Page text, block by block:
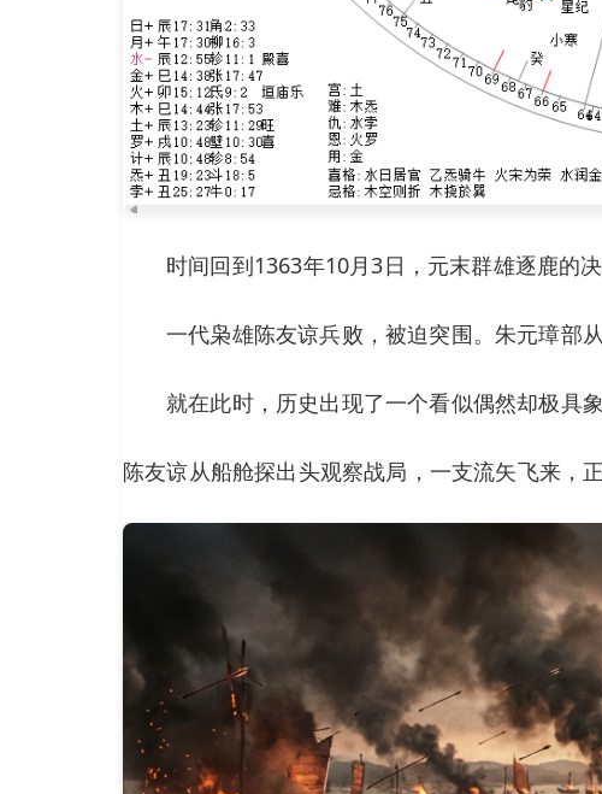
时间回到1363年10月3日，元末群雄逐鹿的
一代枭雄陈友谅兵败，被迫突围。朱元璋部
就在此时，历史出现了一个看似偶然却极具
陈友谅从船舱探出头观察战局，一支流矢飞来，